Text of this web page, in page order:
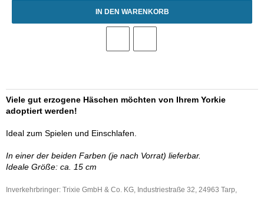
IN DEN WARENKORB
Viele gut erzogene Häschen möchten von Ihrem Yorkie
adoptiert werden!
Ideal zum Spielen und Einschlafen.
In einer der beiden Farben (je nach Vorrat) lieferbar.
Ideale Größe: ca. 15 cm
Inverkehrbringer: Trixie GmbH & Co. KG, Industriestraße 32, 24963 Tarp,